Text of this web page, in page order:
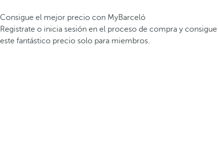
Consigue el mejor precio con MyBarceló
Registrate o inicia sesión en el proceso de compra y consigue
este fantástico precio solo para miembros.